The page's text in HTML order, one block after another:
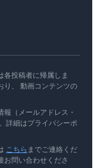
各投稿者に帰属しま
り、 動画コンテンツの
（メールアドレス・
詳細はプライバシーポ
こちら までご連絡くだ
お問い合わせくださ